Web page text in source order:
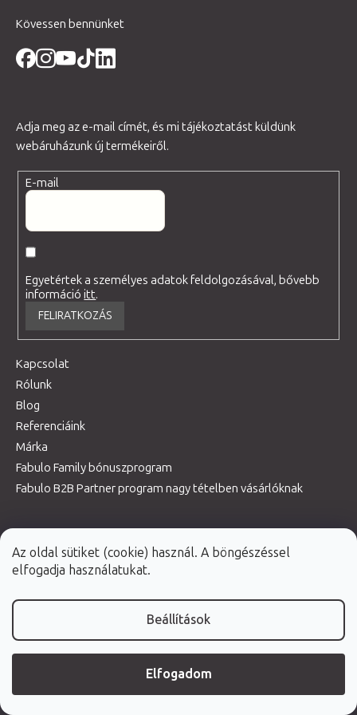
Az oldal sütiket (cookie) használ. A böngészéssel
elfogadja használatukat.
Beállítások
Elfogadom
Kövessen bennünket
Adja meg az e-mail címét, és mi tájékoztatást küldünk
webáruházunk új termékeiről.
E-mail
Egyetértek a személyes adatok feldolgozásával, bővebb
információitt.
FELIRATKOZÁS
Kapcsolat
Rólunk
Blog
Referenciáink
Márka
Fabulo Family bónuszprogram
Fabulo B2B Partner program nagy tételben vásárlóknak
Termékvisszaküldés és reklamáció
Adatkezelési tájékoztató
Fogyasztó Barát
Termékhasználati útmutatók